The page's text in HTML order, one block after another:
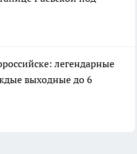
легендарные
выходные до 6